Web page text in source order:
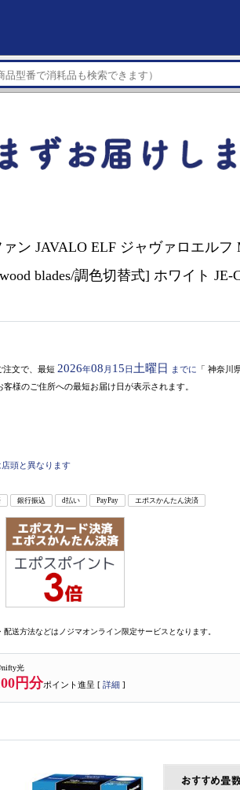
ン JAVALO ELF ジャヴァロエルフ
blades/調色切替式] ホワイト JE-
注文で、最短 2026年08 月 15日 土曜日 までに 「 神奈川
様のご住所への最短お届け日が表示されます。
頭と異なります
銀行振込 d払い PayPay エポスかんたん決済
送方法などはノジマオンライン限定サービスとなります。
光
円分ポイント進呈 [ 詳細 ]